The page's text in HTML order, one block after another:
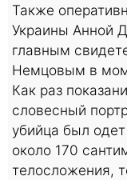
Также
Украины Анной
главным
Немцовым в
Как раз
словесный
убийца был
около 170
телосложения,